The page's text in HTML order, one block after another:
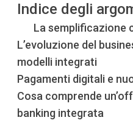
Indice degli
La semplificazione
L’evoluzione del
modelli integrati
Pagamenti digitali e
Cosa comprende
banking integrata